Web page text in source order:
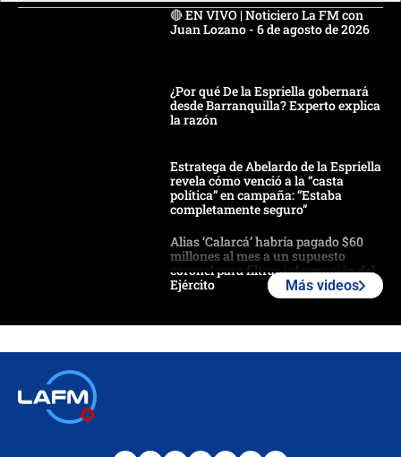
🔴 EN VIVO | Noticiero La FM con
Juan Lozano - 6 de agosto de 2026
¿Por qué De la Espriella gobernará
desde Barranquilla? Experto explica
la razón
Estratega de Abelardo de la Espriella
revela cómo venció a la “casta
política” en campaña: “Estaba
completamente seguro”
Alias ‘Calarcá’ habría pagado $60
millones al mes a un supuesto
coronel para filtrar información del
Ejército
Más videos